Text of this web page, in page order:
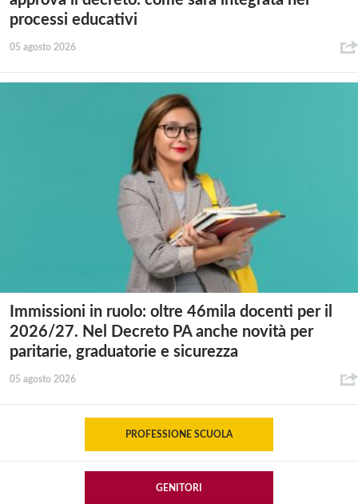
processi educativi
05 agosto 2026
Immissioni in ruolo: oltre 46mila docenti per il
2026/27. Nel Decreto PA anche novità per
paritarie, graduatorie e sicurezza
05 agosto 2026
PROFESSIONE SCUOLA
GENITORI